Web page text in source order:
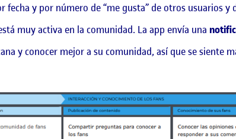
fecha y por número de “me gusta” de otros usuarios
muy activa en la comunidad. La app envía una
y conocer mejor a su comunidad, así que se siente